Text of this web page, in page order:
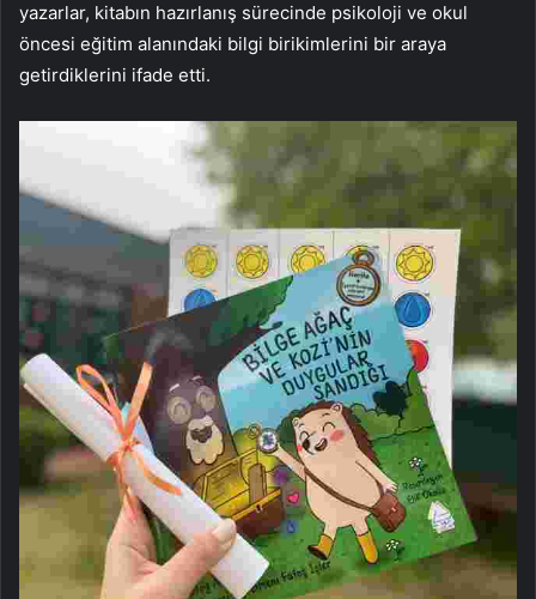
yazarlar, kitabın hazırlanış sürecinde psikoloji ve okul
öncesi eğitim alanındaki bilgi birikimlerini bir araya
getirdiklerini ifade etti.